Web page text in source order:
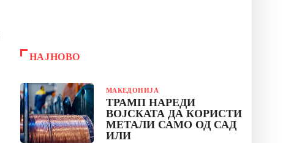
НАЈНОВО
МАКЕДОНИЈА
ТРАМП НАРЕДИ
ВОЈСКАТА ДА КОРИСТИ
МЕТАЛИ САМО ОД САД
ИЛИ